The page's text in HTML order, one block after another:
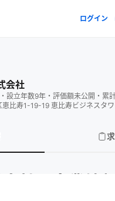
ログイン
会社
・ 設立年数9年 ・ 評価額未公開 ・ 累
恵比寿1-19-19 恵比寿ビジネスタ
社